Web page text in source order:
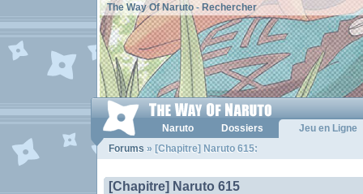
The Way Of Naruto- Rechercher
Naruto Dossiers
Jeu en Ligne
Forums » [Chapitre] Naruto 615:
[Chapitre] Naruto 615